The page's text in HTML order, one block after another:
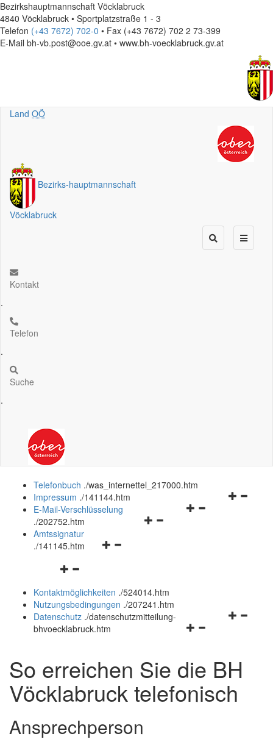
Bezirkshauptmannschaft Vöcklabruck
4840 Vöcklabruck • Sportplatzstraße 1 - 3
Telefon (+43 7672) 702-0 • Fax (+43 7672) 702 2 73-399
E-Mail bh-vb.post@ooe.gv.at • www.bh-voecklabruck.gv.at
Land OÖ
Bezirks-hauptmannschaft
Vöcklabruck
Kontakt
.
Telefon
.
Suche
.
Telefonbuch ./was_internettel_217000.htm
Navigationsmenü
Impressum ./141144.htm
Navigationsmenü
E-Mail-Verschlüsselung
./202752.htm
Navigationsmenü
Amtssignatur
./141145.htm
Navigationsmenü
und
schließen
Kontaktmöglichkeiten ./524014.htm
Nutzungsbedingungen ./207241.htm
Navigationsmenü
schließen
Datenschutz ./datenschutzmitteilung-
bhvoecklabruck.htm
So erreichen Sie die BH
Vöcklabruck telefonisch
Ansprechperson